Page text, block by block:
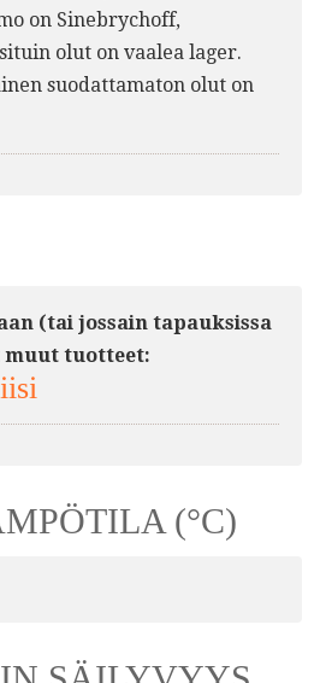
on Sinebrychoff,
olut on vaalea lager.
suodattamaton olut on
(tai jossain tapauksissa
muut tuotteet:
(°C)